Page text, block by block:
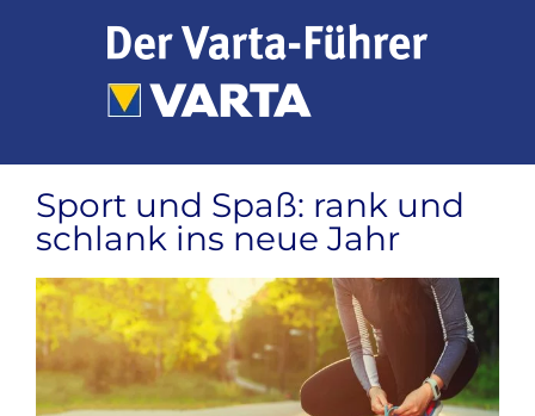
Sport und Spaß: rank und
schlank ins neue Jahr
Zeige
grösseres
Bild